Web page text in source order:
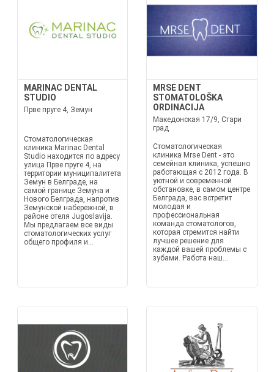
MARINAC DENTAL
STUDIO
Прве пруге 4, Земун
Стоматологическая
клиника Marinac Dental
Studio находится по адресу
улица Прве пруге 4, на
территории муниципалитета
Земун в Белграде, на
самой границе Земуна и
Нового Белграда, напротив
Земунской набережной, в
районе отеля Jugoslavija.
Мы предлагаем все виды
стоматологических услуг
общего профиля и...
MRSE DENT
STOMATOLOŠKA
ORDINACIJA
Македонская 17/9, Стари
град
Стоматологическая
клиника Mrse Dent - это
семейная клиника, успешно
работающая с 2012 года. В
уютной и современной
обстановке, в самом центре
Белграда, вас встретит
молодая и
профессиональная
команда стоматологов,
которая стремится найти
лучшее решение для
каждой вашей проблемы с
зубами. Работа наш...